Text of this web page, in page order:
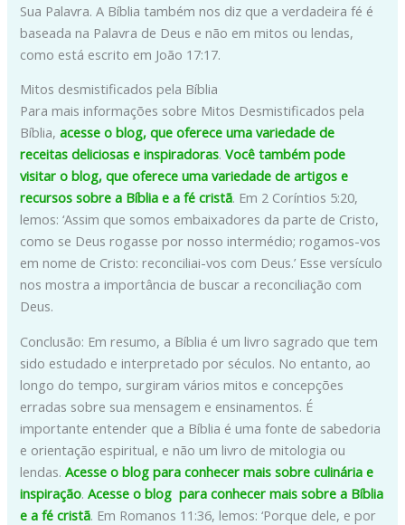
Sua Palavra. A Bíblia também nos diz que a verdadeira fé é
baseada na Palavra de Deus e não em mitos ou lendas,
como está escrito em João 17:17.
Mitos desmistificados pela Bíblia
Para mais informações sobre Mitos Desmistificados pela
Bíblia,acesse o blog, que oferece uma variedade de
receitas deliciosas e inspiradoras.Você também pode
visitar o blog, que oferece uma variedade de artigos e
recursos sobre a Bíblia e a fé cristã. Em 2 Coríntios 5:20,
lemos: ‘Assim que somos embaixadores da parte de Cristo,
como se Deus rogasse por nosso intermédio; rogamos-vos
em nome de Cristo: reconciliai-vos com Deus.’ Esse versículo
nos mostra a importância de buscar a reconciliação com
Deus.
Conclusão: Em resumo, a Bíblia é um livro sagrado que tem
sido estudado e interpretado por séculos. No entanto, ao
longo do tempo, surgiram vários mitos e concepções
erradas sobre sua mensagem e ensinamentos. É
importante entender que a Bíblia é uma fonte de sabedoria
e orientação espiritual, e não um livro de mitologia ou
lendas.Acesse o blog para conhecer mais sobre culinária e
inspiração.Acesse o blog para conhecer mais sobre a Bíblia
e a fé cristã. Em Romanos 11:36, lemos: ‘Porque dele, e por